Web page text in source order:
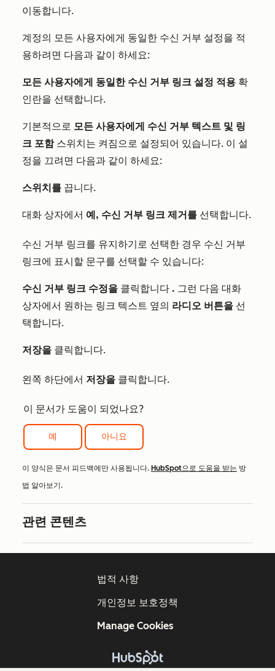
이동합니다.
계정의 모든 사용자에게 동일한 수신 거부 설정을 적
용하려면 다음과 같이 하세요:
모든 사용자에게 동일한 수신 거부 링크 설정 적용 확
인란을 선택합니다.
기본적으로 모든 사용자에게 수신 거부 텍스트 및 링
크 포함스위치는 켜짐으로 설정되어 있습니다. 이 설
정을 끄려면 다음과 같이 하세요:
스위치를 끕니다.
대화 상자에서 예, 수신 거부 링크 제거를 선택합니다.
수신 거부 링크를 유지하기로 선택한 경우 수신 거부
링크에 표시할 문구를 선택할 수 있습니다:
수신 거부 링크 수정을 클릭합니다 . 그런 다음 대화
상자에서 원하는 링크 텍스트 옆의 라디오 버튼을 선
택합니다.
저장을 클릭합니다.
왼쪽 하단에서 저장을 클릭합니다.
이 문서가 도움이 되었나요?
예 아니요
이 양식은 문서 피드백에만 사용됩니다. HubSpot으로 도움을 받는 방
법 알아보기.
관련 콘텐츠
법적 사항
개인정보 보호정책
Manage Cookies